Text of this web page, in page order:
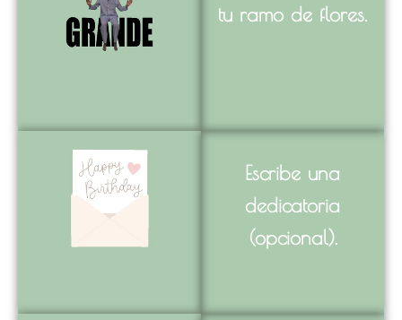
tu ramo de flores.
Escribe una
dedicatoria
(opcional).